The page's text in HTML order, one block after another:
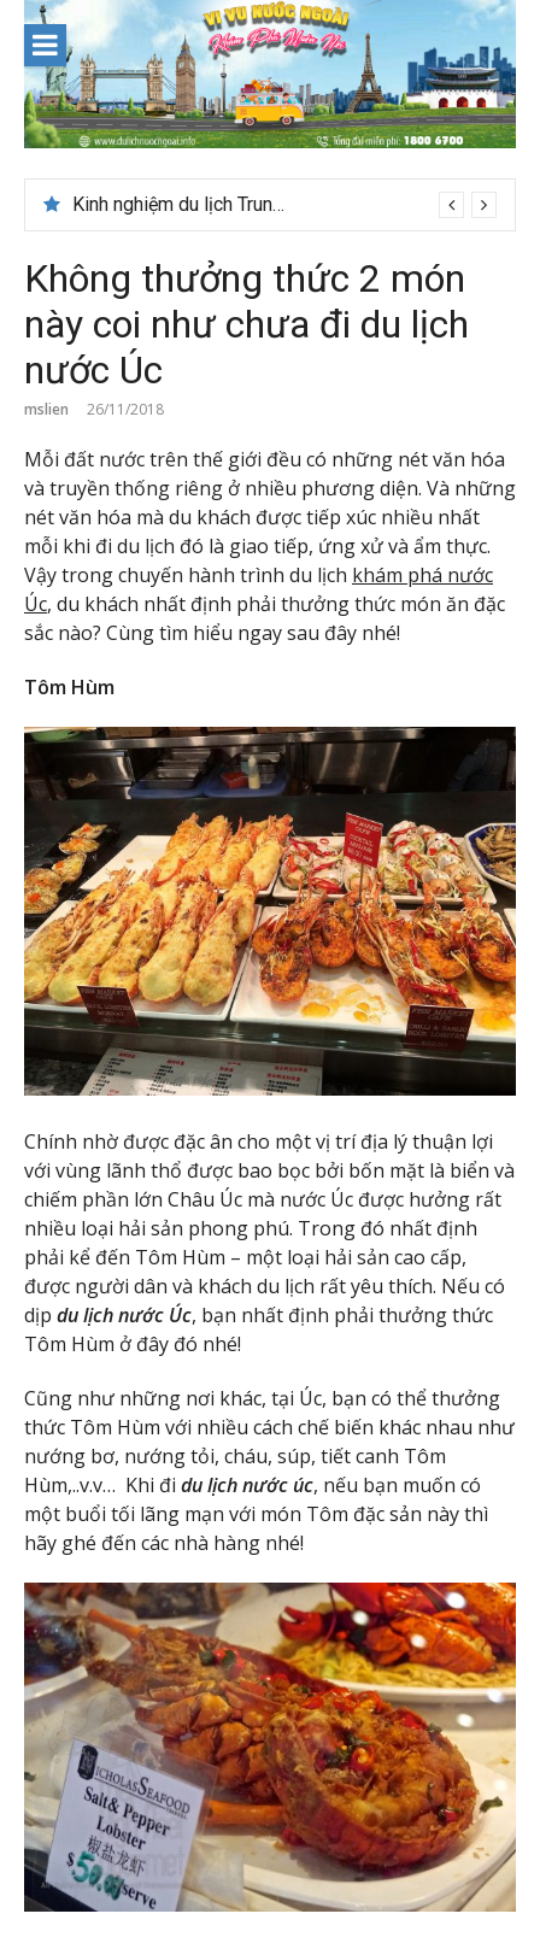
content
Kinh nghiệm du lịch Trung Á lần đầu cho khách Việt
Không thưởng thức 2 món
này coi như chưa đi du lịch
nước Úc
mslien 26/11/2018
Mỗi đất nước trên thế giới đều có những nét văn hóa
và truyền thống riêng ở nhiều phương diện. Và những
nét văn hóa mà du khách được tiếp xúc nhiều nhất
mỗi khi đi du lịch đó là giao tiếp, ứng xử và ẩm thực.
Vậy trong chuyến hành trình du lịch khám phá nước
Úc, du khách nhất định phải thưởng thức món ăn đặc
sắc nào? Cùng tìm hiểu ngay sau đây nhé!
Tôm Hùm
Chính nhờ được đặc ân cho một vị trí địa lý thuận lợi
với vùng lãnh thổ được bao bọc bởi bốn mặt là biển và
chiếm phần lớn Châu Úc mà nước Úc được hưởng rất
nhiều loại hải sản phong phú. Trong đó nhất định
phải kể đến Tôm Hùm – một loại hải sản cao cấp,
được người dân và khách du lịch rất yêu thích. Nếu có
dịp du lịch nước Úc, bạn nhất định phải thưởng thức
Tôm Hùm ở đây đó nhé!
Cũng như những nơi khác, tại Úc, bạn có thể thưởng
thức Tôm Hùm với nhiều cách chế biến khác nhau như
nướng bơ, nướng tỏi, cháu, súp, tiết canh Tôm
Hùm,..v.v… Khi đi du lịch nước úc, nếu bạn muốn có
một buổi tối lãng mạn với món Tôm đặc sản này thì
hãy ghé đến các nhà hàng nhé!